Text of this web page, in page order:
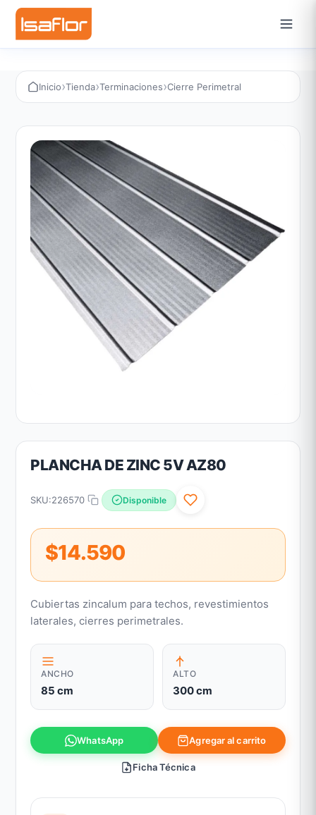
Inicio›Tienda›Terminaciones›Cierre Perimetral
PLANCHA DE ZINC 5V AZ80
SKU:226570 Disponible
$14.590
Cubiertas zincalum para techos, revestimientos
laterales, cierres perimetrales.
ANCHO
85 cm
ALTO
300 cm
WhatsApp Agregar al carrito
Ficha Técnica